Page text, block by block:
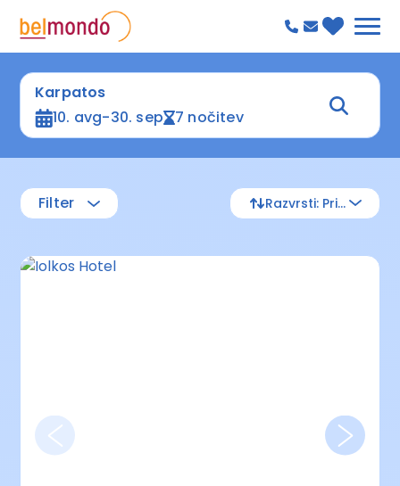
Karpatos
10. avg-30. sep
7 nočitev
Filter Razvrsti: Privzeto